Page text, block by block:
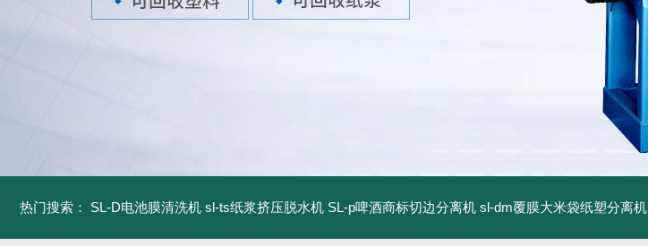
热门搜索： SL-D电池膜清洗机 sl-ts纸浆挤压脱水机 SL-p啤酒商标切边分离机 sl-dm覆膜大米袋纸塑分离机